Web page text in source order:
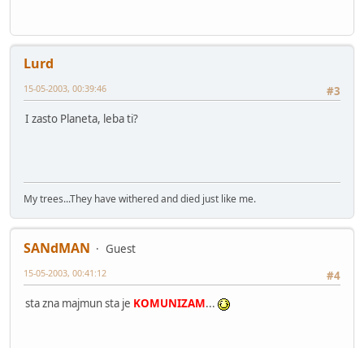
Lurd
#3
15-05-2003, 00:39:46
I zasto Planeta, leba ti?
My trees...They have withered and died just like me.
SANdMAN
Guest
#4
15-05-2003, 00:41:12
sta zna majmun sta je KOMUNIZAM...